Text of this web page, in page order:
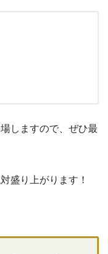
しますので、ぜひ最
盛り上がります！